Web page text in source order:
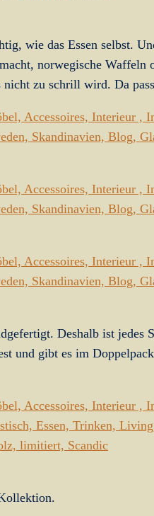
wie das Essen selbst.
norwegische Waffeln
nicht zu schrill wird. Da
Deshalb ist
und gibt es im